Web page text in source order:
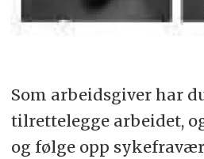
Som arbeidsgiver har
tilrettelegge arbeidet,
og følge opp